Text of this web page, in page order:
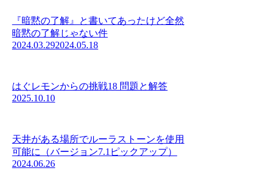
『暗黙の了解』と書いてあったけど全然
暗黙の了解じゃない件
2024.03.292024.05.18
はぐレモンからの挑戦18 問題と解答
2025.10.10
天井がある場所でルーラストーンを使用
可能に（バージョン7.1ピックアップ）
2024.06.26